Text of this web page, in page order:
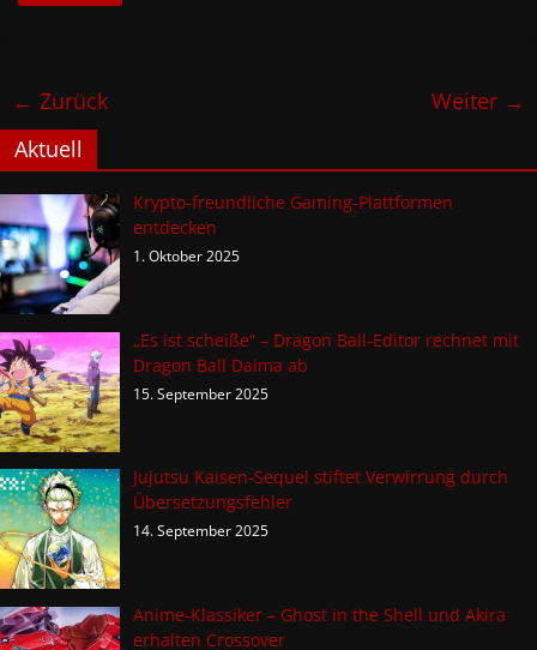
← Zurück
Weiter →
Aktuell
Krypto-freundliche Gaming-Plattformen
entdecken
1. Oktober 2025
„Es ist scheiße“ – Dragon Ball-Editor rechnet mit
Dragon Ball Daima ab
15. September 2025
Jujutsu Kaisen-Sequel stiftet Verwirrung durch
Übersetzungsfehler
14. September 2025
Anime-Klassiker – Ghost in the Shell und Akira
erhalten Crossover